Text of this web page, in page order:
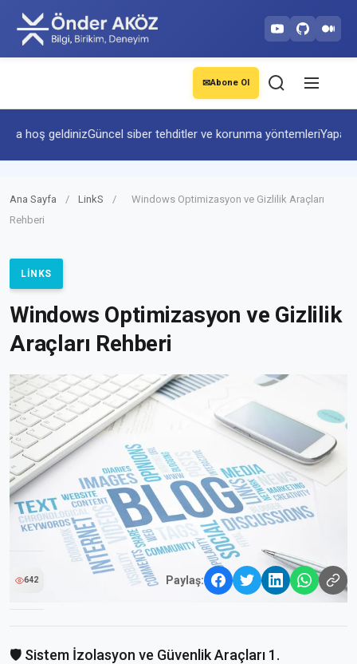
✉Abone Ol
hoş geldinizGüncel siber tehditler ve korunma yöntemleriYapay
Ana Sayfa / LinkS /
Windows Optimizasyon ve Gizlilik Araçları
Rehberi
LINKS
Windows Optimizasyon ve Gizlilik
Araçları Rehberi
642 Paylaş:
🛡️ Sistem İzolasyon ve Güvenlik Araçları 1.